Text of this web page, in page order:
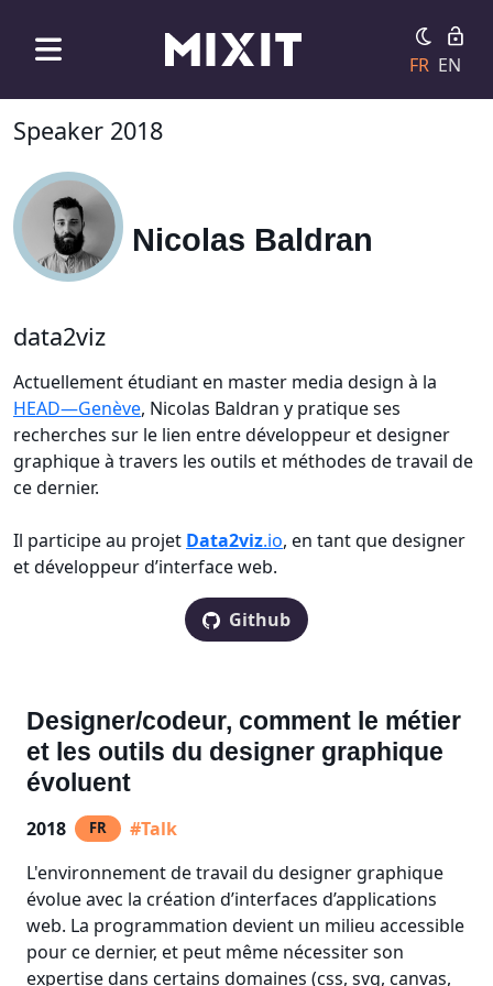
FR EN
Speaker 2018
Nicolas Baldran
data2viz
Actuellement étudiant en master media design à la
HEAD—Genève, Nicolas Baldran y pratique ses
recherches sur le lien entre développeur et designer
graphique à travers les outils et méthodes de travail de
ce dernier.
Il participe au projet Data2viz.io, en tant que designer
et développeur d’interface web.
Github
Designer/codeur, comment le métier
et les outils du designer graphique
évoluent
2018 FR
#Talk
L'environnement de travail du designer graphique
évolue avec la création d’interfaces d’applications
web. La programmation devient un milieu accessible
pour ce dernier, et peut même nécessiter son
expertise dans certains domaines (css, svg, canvas,